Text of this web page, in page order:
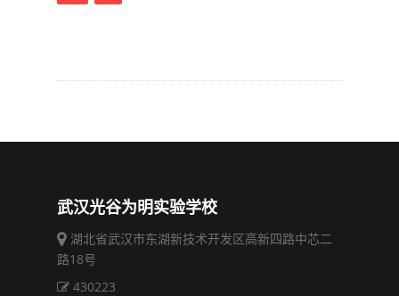
武汉光谷为明实验学校
湖北省武汉市东湖新技术开发区高新四路中芯二
路18号
430223